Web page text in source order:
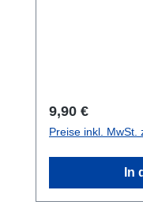
Regulärer Preis:
9,90 €
Preise inkl. MwSt.
In